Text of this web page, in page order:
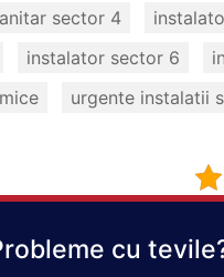
sector 4
instalator sector 6
urgente instalatii
cu